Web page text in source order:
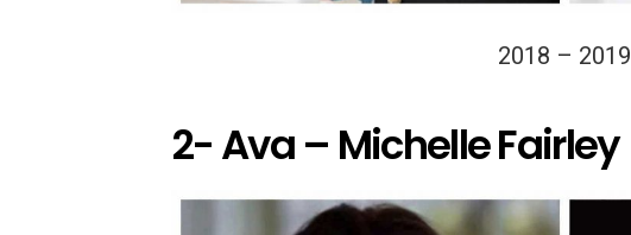
2018 – 2019
2- Ava – Michelle Fairley